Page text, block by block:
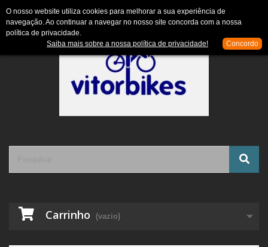
Contacte-nos
Carrinho (vazio)
O nosso website utiliza cookies para melhorar a sua experiência de
navegação. Ao continuar a navegar no nosso site concorda com a nossa
política de privacidade.
Saiba mais sobre a nossa política de privacidade!
Concordo